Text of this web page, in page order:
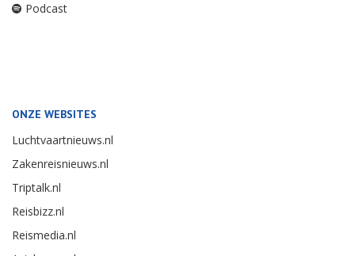
Podcast
ONZE WEBSITES
Luchtvaartnieuws.nl
Zakenreisnieuws.nl
Triptalk.nl
Reisbizz.nl
Reismedia.nl